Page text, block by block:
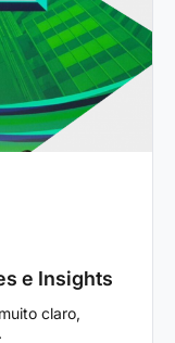
e Insights
claro,